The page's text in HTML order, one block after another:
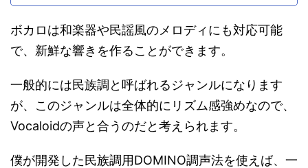
ボカロは和楽器や民謡風のメロディにも対応可能
で、新鮮な響きを作ることができます。
一般的には民族調と呼ばれるジャンルになります
が、このジャンルは全体的にリズム感強めなので、
Vocaloidの声と合うのだと考えられます。
僕が開発した民族調用DOMINO調声法を使えば、一